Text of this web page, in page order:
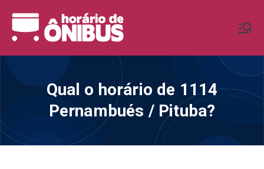
para
Ônibus BR
Horários de Ônibus de todo o
Qual o horário de 1114
Pernambués / Pituba?